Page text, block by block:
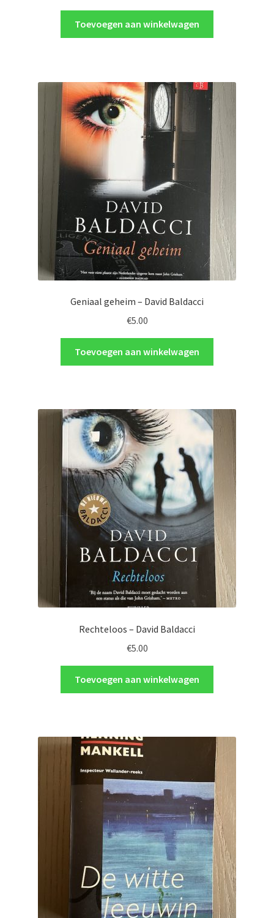
Toevoegen aan winkelwagen
Geniaal geheim – David Baldacci
€5.00
Toevoegen aan winkelwagen
Rechteloos – David Baldacci
€5.00
Toevoegen aan winkelwagen